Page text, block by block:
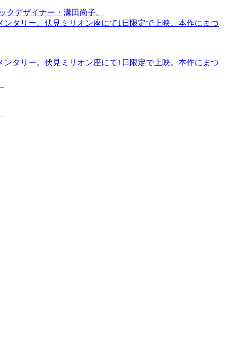
デザイナー・溝田尚子。
タリー。伏見ミリオン座にて1日限定で上映。本作にまつ
タリー。伏見ミリオン座にて1日限定で上映。本作にまつ